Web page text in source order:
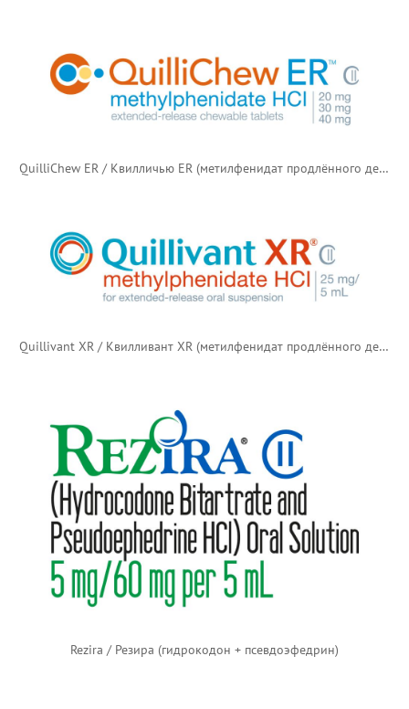
QuilliChew ER / Квилличью ER (метилфенидат продлённого действия)
Quillivant XR / Квилливант XR (метилфенидат продлённого действия)
Rezira / Резира (гидрокодон + псевдоэфедрин)